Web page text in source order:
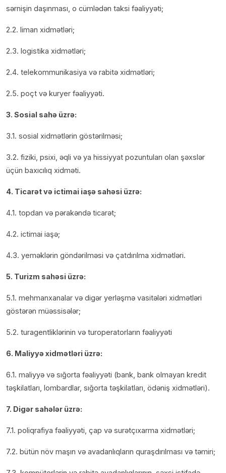
sərnişin daşınması, o cümlədən taksi fəaliyyəti;
2.2. liman xidmətləri;
2.3. logistika xidmətləri;
2.4. telekommunikasiya və rabitə xidmətləri;
2.5. poçt və kuryer fəaliyyəti.
3. Sosial sahə üzrə:
3.1. sosial xidmətlərin göstərilməsi;
3.2. fiziki, psixi, əqli və ya hissiyyat pozuntuları olan şəxslər
üçün baxıcılıq xidməti.
4. Ticarət və ictimai iaşə sahəsi üzrə:
4.1. topdan və pərakəndə ticarət;
4.2. ictimai iaşə;
4.3. yeməklərin göndərilməsi və çatdırılma xidmətləri.
5. Turizm sahəsi üzrə:
5.1. mehmanxanalar və digər yerləşmə vasitələri xidmətləri
göstərən müəssisələr;
5.2. turagentliklərinin və turoperatorların fəaliyyəti
6. Maliyyə xidmətləri üzrə:
6.1. maliyyə və sığorta fəaliyyəti (bank, bank olmayan kredit
təşkilatları, lombardlar, sığorta təşkilatları, ödəniş xidmətləri).
7. Digər sahələr üzrə:
7.1. poliqrafiya fəaliyyəti, çap və surətçıxarma xidmətləri;
7.2. bütün növ maşın və avadanlıqların quraşdırılması və təmiri;